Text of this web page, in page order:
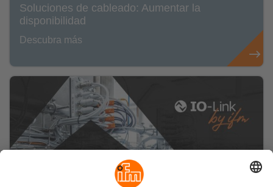
Soluciones de cableado: Aumentar la
disponibilidad
Descubra más